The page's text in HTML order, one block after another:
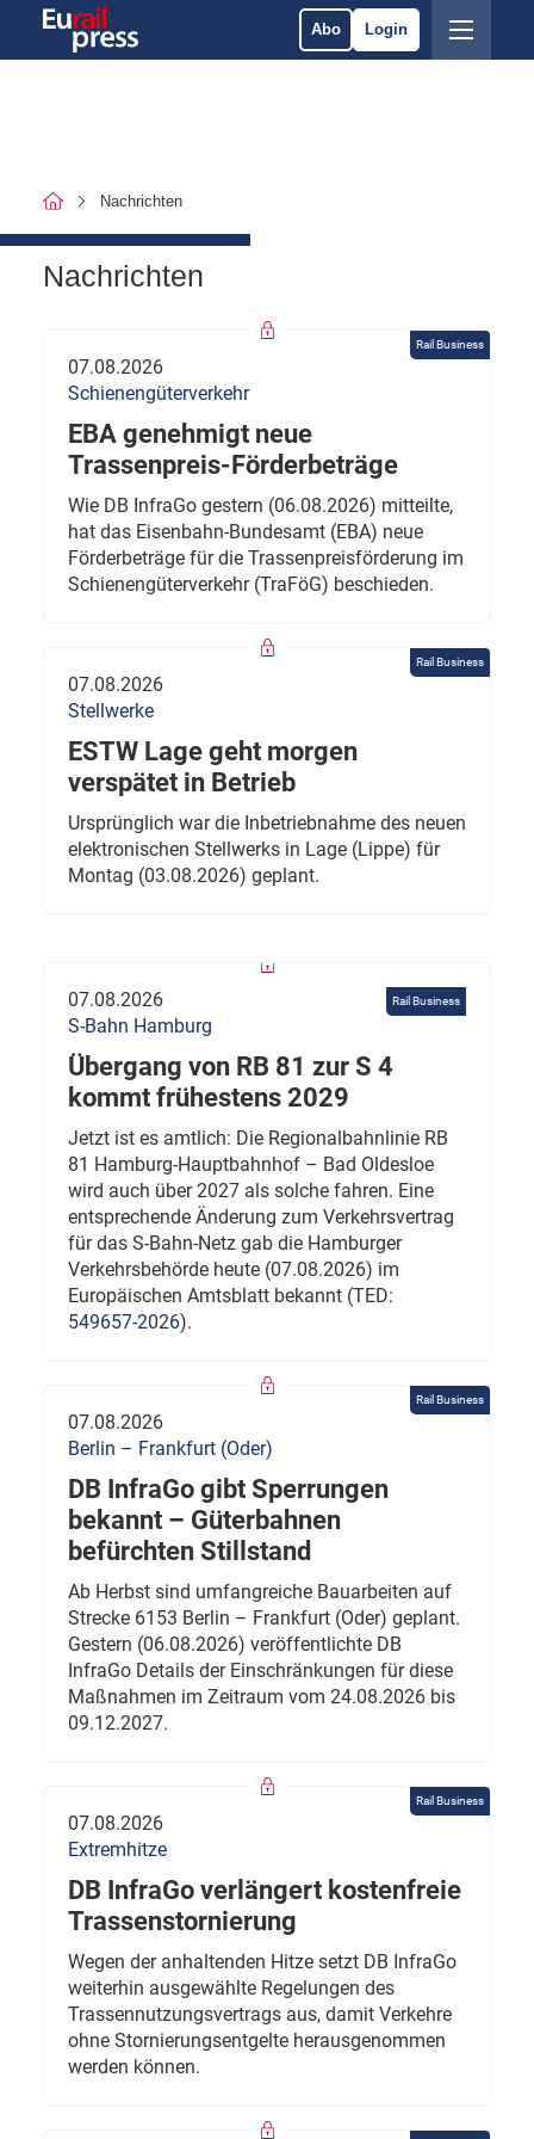
Abo Login
Nachrichten
Nachrichten
Rail Business
07.08.2026
Schienengüterverkehr
EBA genehmigt neue
Trassenpreis-Förderbeträge
Wie DB InfraGo gestern (06.08.2026) mitteilte,
hat das Eisenbahn-Bundesamt (EBA) neue
Förderbeträge für die Trassenpreisförderung im
Schienengüterverkehr (TraFöG) beschieden.
Rail Business
07.08.2026
Stellwerke
ESTW Lage geht morgen
verspätet in Betrieb
Ursprünglich war die Inbetriebnahme des neuen
elektronischen Stellwerks in Lage (Lippe) für
Montag (03.08.2026) geplant.
Rail Business
07.08.2026
S-Bahn Hamburg
Übergang von RB 81 zur S 4
kommt frühestens 2029
Jetzt ist es amtlich: Die Regionalbahnlinie RB
81 Hamburg-Hauptbahnhof – Bad Oldesloe
wird auch über 2027 als solche fahren. Eine
entsprechende Änderung zum Verkehrsvertrag
für das S-Bahn-Netz gab die Hamburger
Verkehrsbehörde heute (07.08.2026) im
Europäischen Amtsblatt bekannt (TED:
549657-2026).
Rail Business
07.08.2026
Berlin – Frankfurt (Oder)
DB InfraGo gibt Sperrungen
bekannt – Güterbahnen
befürchten Stillstand
Ab Herbst sind umfangreiche Bauarbeiten auf
Strecke 6153 Berlin – Frankfurt (Oder) geplant.
Gestern (06.08.2026) veröffentlichte DB
InfraGo Details der Einschränkungen für diese
Maßnahmen im Zeitraum vom 24.08.2026 bis
09.12.2027.
Rail Business
07.08.2026
Extremhitze
DB InfraGo verlängert kostenfreie
Trassenstornierung
Wegen der anhaltenden Hitze setzt DB InfraGo
weiterhin ausgewählte Regelungen des
Trassennutzungsvertrags aus, damit Verkehre
ohne Stornierungsentgelte herausgenommen
werden können.